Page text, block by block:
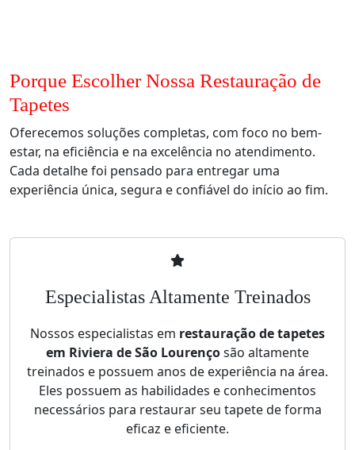
Porque Escolher Nossa Restauração de
Tapetes
Oferecemos soluções completas, com foco no bem-
estar, na eficiência e na excelência no atendimento.
Cada detalhe foi pensado para entregar uma
experiência única, segura e confiável do início ao fim.
Especialistas Altamente Treinados
Nossos especialistas em restauração de tapetes
em Riviera de São Lourençosão altamente
treinados e possuem anos de experiência na área.
Eles possuem as habilidades e conhecimentos
necessários para restaurar seu tapete de forma
eficaz e eficiente.